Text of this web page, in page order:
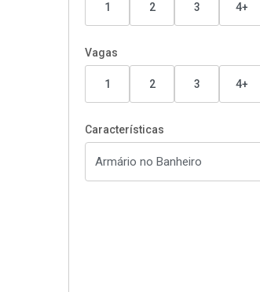
1 2 3 4+
Vagas
1 2 3 4+
Características